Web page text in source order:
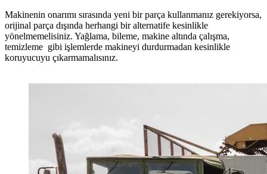
Makinenin onarımı sırasında yeni bir parça kullanmanız gerekiyorsa,
orijinal parça dışında herhangi bir alternatife kesinlikle
yönelmemelisiniz. Yağlama, bileme, makine altında çalışma,
temizleme gibi işlemlerde makineyi durdurmadan kesinlikle
koruyucuyu çıkarmamalısınız.